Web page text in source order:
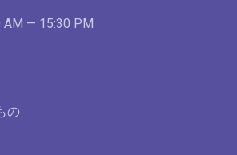
AM — 15:30 PM
の